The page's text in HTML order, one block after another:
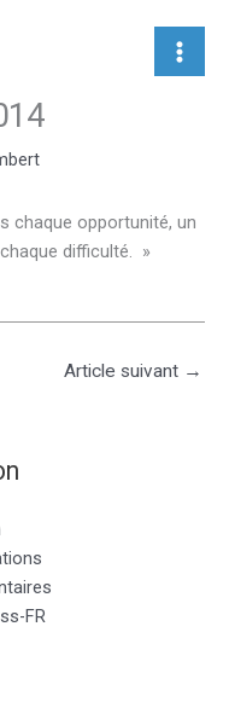
chaque opportunité, un
difficulté. »
Article suivant →
FR